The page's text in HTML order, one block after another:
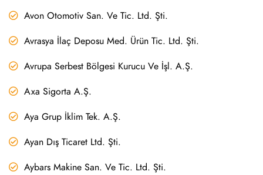
Avon Otomotiv San. Ve Tic. Ltd. Şti.
Avrasya İlaç Deposu Med. Ürün Tic. Ltd. Şti.
Avrupa Serbest Bölgesi Kurucu Ve İşl. A.Ş.
Axa Sigorta A.Ş.
Aya Grup İklim Tek. A.Ş.
Ayan Dış Ticaret Ltd. Şti.
Aybars Makine San. Ve Tic. Ltd. Şti.